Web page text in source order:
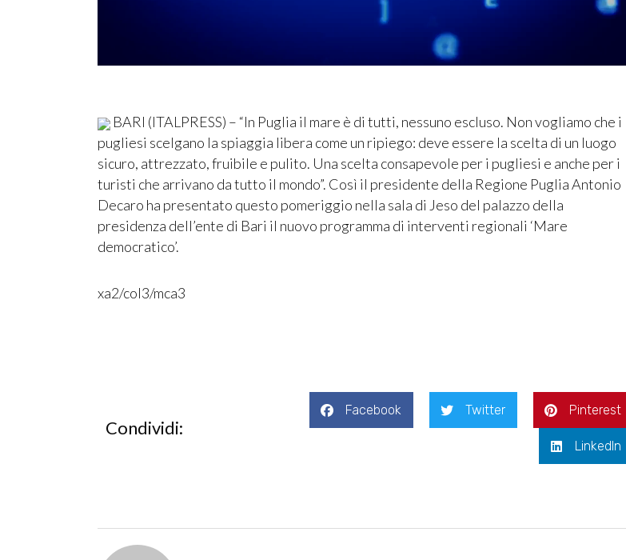
BARI (ITALPRESS) – “In Puglia il mare è di tutti, nessuno escluso. Non vogliamo che i
pugliesi scelgano la spiaggia libera come un ripiego: deve essere la scelta di un luogo
sicuro, attrezzato, fruibile e pulito. Una scelta consapevole per i pugliesi e anche per i
turisti che arrivano da tutto il mondo”. Così il presidente della Regione Puglia Antonio
Decaro ha presentato questo pomeriggio nella sala di Jeso del palazzo della
presidenza dell’ente di Bari il nuovo programma di interventi regionali ‘Mare
democratico’.
xa2/col3/mca3
Condividi:
Facebook Twitter Pinterest
LinkedIn